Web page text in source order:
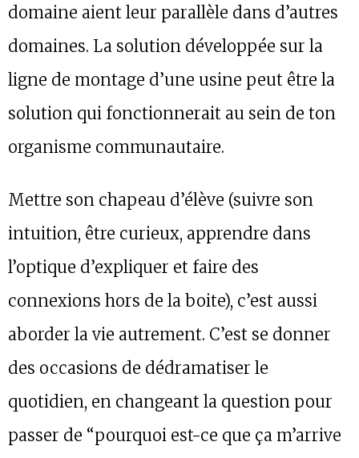
domaine aient leur parallèle dans d’autres
domaines. La solution développée sur la
ligne de montage d’une usine peut être la
solution qui fonctionnerait au sein de ton
organisme communautaire.
Mettre son chapeau d’élève (suivre son
intuition, être curieux, apprendre dans
l’optique d’expliquer et faire des
connexions hors de la boite), c’est aussi
aborder la vie autrement. C’est se donner
des occasions de dédramatiser le
quotidien, en changeant la question pour
passer de “pourquoi est-ce que ça m’arrive